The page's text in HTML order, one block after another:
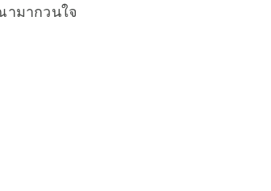
มากวนใจ